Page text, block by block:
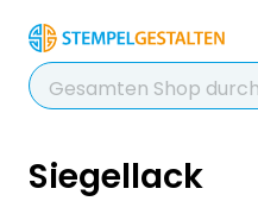
Chatten
hilfreichen
Kontakt
+49
Siegellack